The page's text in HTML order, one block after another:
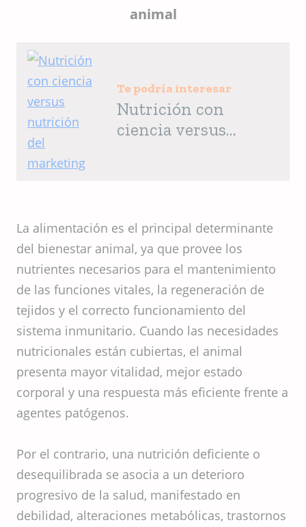
animal
Te podría interesar
Nutrición con
ciencia versus
La alimentación es el principal determinante
del bienestar animal, ya que provee los
nutrientes necesarios para el mantenimiento
de las funciones vitales, la regeneración de
tejidos y el correcto funcionamiento del
sistema inmunitario. Cuando las necesidades
nutricionales están cubiertas, el animal
presenta mayor vitalidad, mejor estado
corporal y una respuesta más eficiente frente a
agentes patógenos.
Por el contrario, una nutrición deficiente o
desequilibrada se asocia a un deterioro
progresivo de la salud, manifestado en
debilidad, alteraciones metabólicas, trastornos